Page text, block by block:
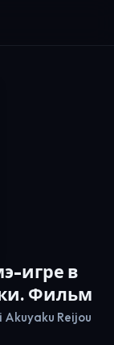
игре в
Фильм
Reijou